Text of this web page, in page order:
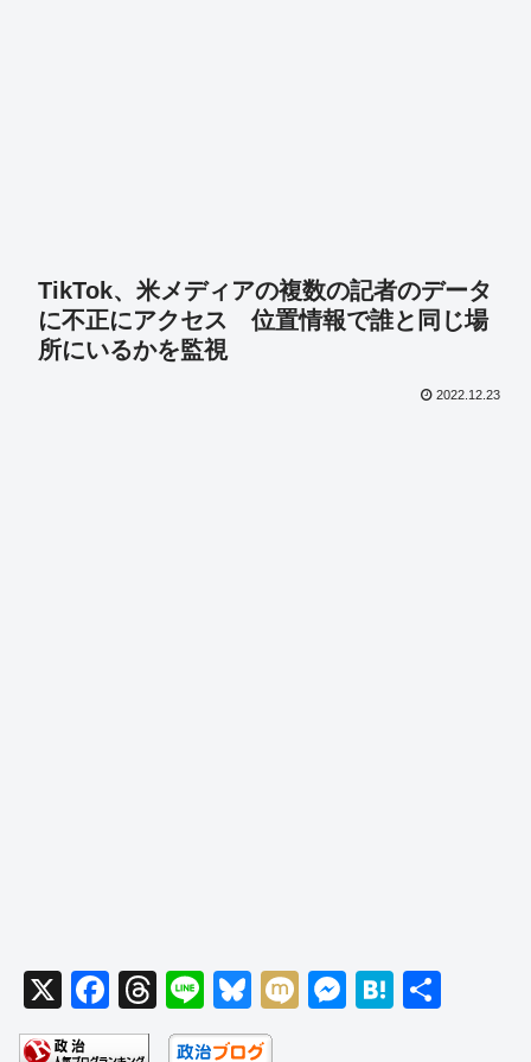
TikTok、米メディアの複数の記者のデータ
に不正にアクセス 位置情報で誰と同じ場
所にいるかを監視
2022.12.23
X
F
a
T
hr
Li
n
Bl
u
M
M
H